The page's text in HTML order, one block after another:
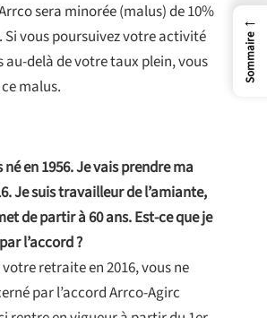
sera minorée (malus) de 10%
Si vous poursuivez votre activité
au-delà de votre taux plein, vous
malus.
né en 1956. Je vais prendre ma
Je suis travailleur de l’amiante,
de partir à 60 ans. Est-ce que je
l’accord ?
retraite en 2016, vous ne
par l’accord Arrco-Agirc
←
Sommaire